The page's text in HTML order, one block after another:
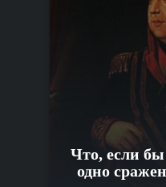
Что, если
одно